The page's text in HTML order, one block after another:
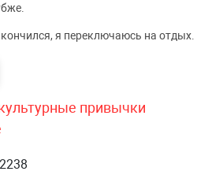
я переключаюсь на отдых.
привычки